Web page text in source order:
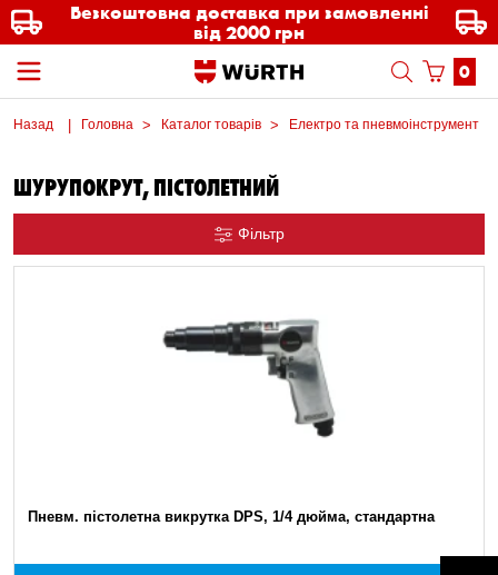
Безкоштовна доставка при замовленні
від 2000 грн
0
Назад Головна Каталог товарів Електро та пневмоінструмент
ШУРУПОКРУТ, ПІСТОЛЕТНИЙ
Фільтр
Пневм. пістолетна викрутка DPS, 1/4 дюйма, стандартна